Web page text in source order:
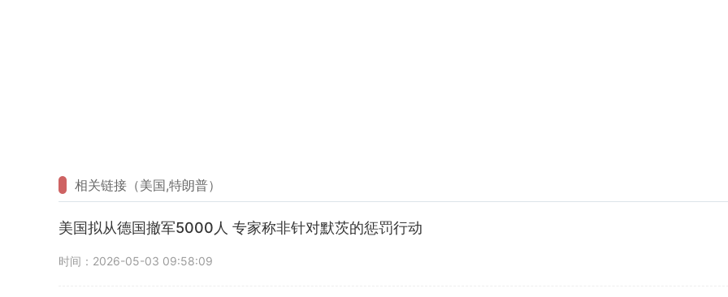
相关链接（美国,特朗普）
美国拟从德国撤军5000人 专家称非针对默茨的惩罚行动
时间：2026-05-03 09:58:09